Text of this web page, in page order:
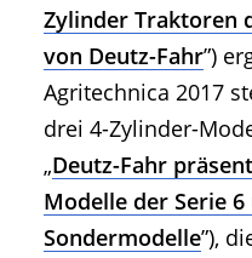
Zylinder Traktoren
von Deutz-Fahr”)
Agritechnica 2017
drei 4-Zylinder-
„Deutz-Fahr
Modelle der Serie
Sondermodelle”),